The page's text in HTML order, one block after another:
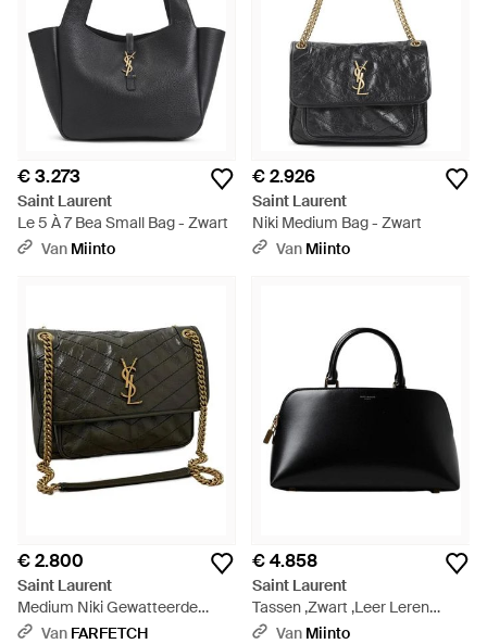
€ 3.273
Saint Laurent
Le 5 À 7 Bea Small Bag - Zwart
Van Miinto
€ 2.926
Saint Laurent
Niki Medium Bag - Zwart
Van Miinto
€ 2.800
Saint Laurent
Medium Niki Gewatteerde
Leren Schoudertas - Zwart
Van FARFETCH
€ 4.858
Saint Laurent
Tassen ,Zwart ,Leer Leren
Handtas Met Handvat - Zwart
Van Miinto